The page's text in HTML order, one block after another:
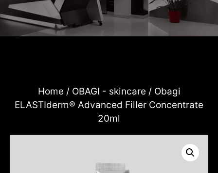
Home / OBAGI - skincare / Obagi
ELASTIderm® Advanced Filler Concentrate
20ml